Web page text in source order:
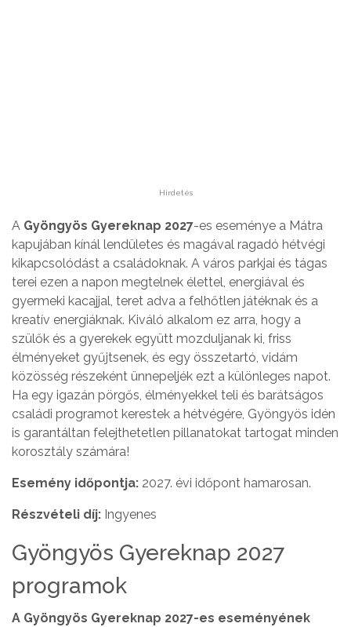
Hirdetés
A Gyöngyös Gyereknap 2027-es eseménye a Mátra
kapujában kínál lendületes és magával ragadó hétvégi
kikapcsolódást a családoknak. A város parkjai és tágas
terei ezen a napon megtelnek élettel, energiával és
gyermeki kacajjal, teret adva a felhőtlen játéknak és a
kreatív energiáknak. Kiváló alkalom ez arra, hogy a
szülők és a gyerekek együtt mozduljanak ki, friss
élményeket gyűjtsenek, és egy összetartó, vidám
közösség részeként ünnepeljék ezt a különleges napot.
Ha egy igazán pörgős, élményekkel teli és barátságos
családi programot kerestek a hétvégére, Gyöngyös idén
is garantáltan felejthetetlen pillanatokat tartogat minden
korosztály számára!
Esemény időpontja: 2027. évi időpont hamarosan.
Részvételi díj: Ingyenes
Gyöngyös Gyereknap 2027
programok
A Gyöngyös Gyereknap 2027-es eseményének